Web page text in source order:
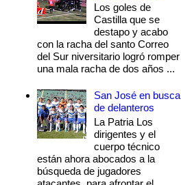
Los goles de
Castilla que se
destapo y acabo
con la racha del santo Correo
del Sur niversitario logró romper
una mala racha de dos años ...
San José en busca
de delanteros
La Patria Los
dirigentes y el
cuerpo técnico
están ahora abocados a la
búsqueda de jugadores